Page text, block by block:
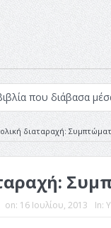
που διάβασα
που «Μιλάει»
5 της εβδομάδας
Έχει Πολλές
και Απόψεις
διαταραχή:
on: 16 Ιουλίου, 2013 In: